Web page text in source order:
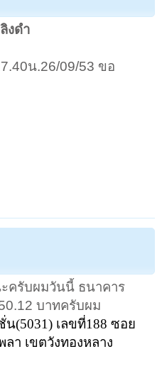
งดำ
น.26/09/53 ขอ
ครับผมวันนี้ ธนาคาร
บาทครับผม
น(5031) เลขที่188ซอย
ลา เขตวังทองหลาง